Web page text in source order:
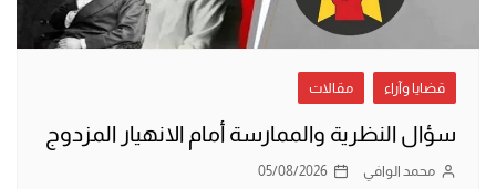
قضايا وآراء مقالات
سؤال النظرية والممارسة أمام الانهيار المزدوج
محمد الوافي 05/08/2026